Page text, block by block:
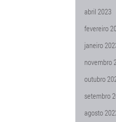
abril 2023
fevereiro
janeiro
novembro
outubro
setembro
agosto